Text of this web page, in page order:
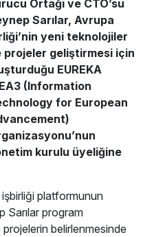
Ortağı ve CTO’su
Sarılar, Avrupa
yeni teknolojiler
projeler geliştirmesi için
EUREKA
(Information
for European
kurulu üyeliğine
platformunun
Sarılar program
belirlenmesinde